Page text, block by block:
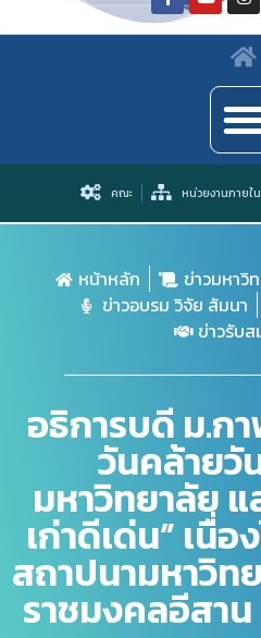
คณะ หน่วยงานภายใน
หน้าหลัก ข่าวมหาวิ
ข่าวอบรม วิจัย สัมนา
ข่าวรับ
อธิการบดี ม.ก
วันคล้ายวั
มหาวิทยาลัย แ
เก่าดีเด่น” เนื่
สถาปนามหาวิท
ราชมงคลอีสาน